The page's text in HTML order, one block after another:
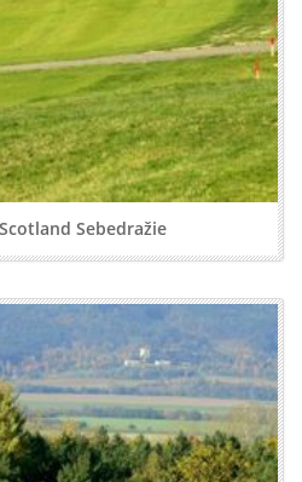
Sebedražie